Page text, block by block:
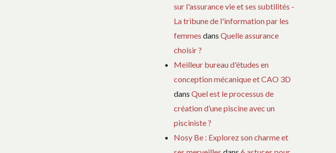
sur l'assurance vie et ses subtilités -
La tribune de l'information par les
femmes dansQuelle assurance
choisir ?
Meilleur bureau d'études en
conception mécanique et CAO 3D
dansQuel est le processus de
création d’une piscine avec un
pisciniste ?
Nosy Be : Explorez son charme et